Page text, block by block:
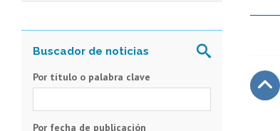
Por título o palabra clave